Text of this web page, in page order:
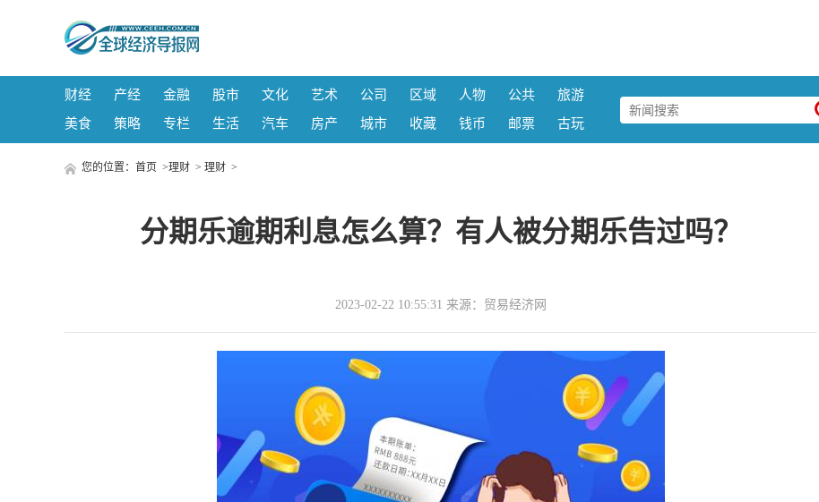
财经 产经 金融 股市 文化 艺术 公司 区域 人物 公共
旅游
美食
策略 专栏 生活 汽车 房产 城市 收藏 钱币 邮票 古玩
您的位置： 首页 >理财 > 理财 >
分期乐逾期利息怎么算？有人被分期乐告过吗？
2023-02-22 10:55:31 来源：贸易经济网